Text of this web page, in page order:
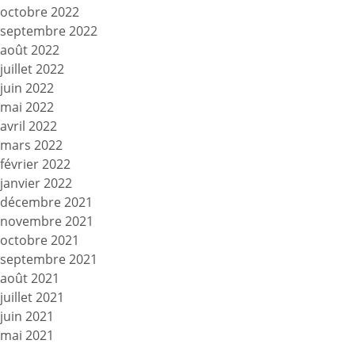
octobre 2022
septembre 2022
août 2022
juillet 2022
juin 2022
mai 2022
avril 2022
mars 2022
février 2022
janvier 2022
décembre 2021
novembre 2021
octobre 2021
septembre 2021
août 2021
juillet 2021
juin 2021
mai 2021